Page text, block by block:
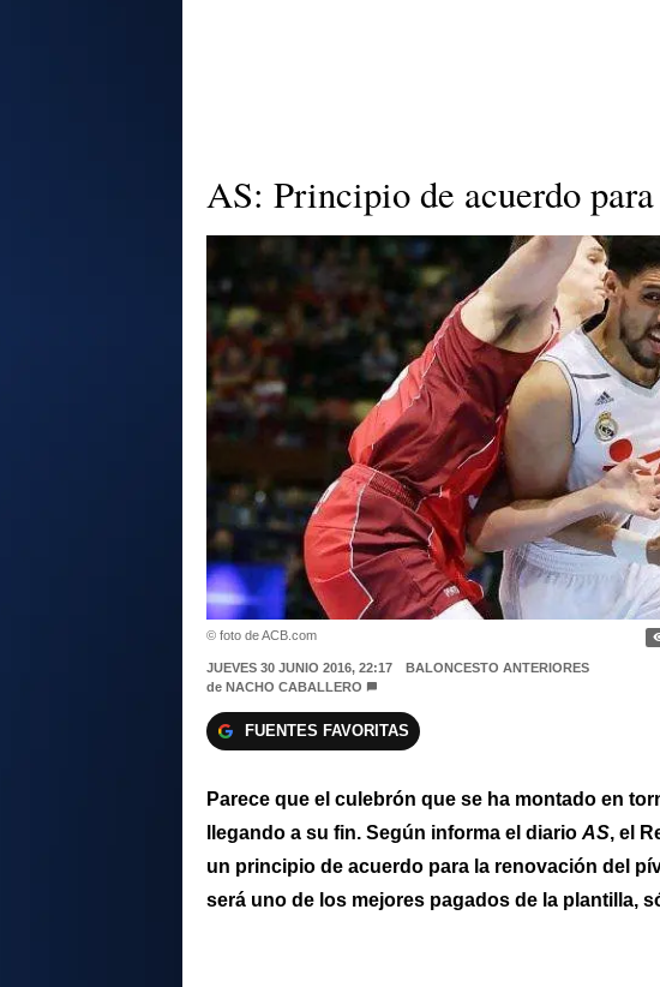
AS: Principio de acuerdo
© foto de ACB.com
JUEVES 30 JUNIO 2016, 22:17
BALONCESTO ANTERIORES
de NACHO CABALLERO
FUENTES FAVORITAS
Parece que el culebrón que se ha montado en
llegando a su fin. Según informa el diario AS, el
un principio de acuerdo para la renovación del
será uno de los mejores pagados de la plantilla,